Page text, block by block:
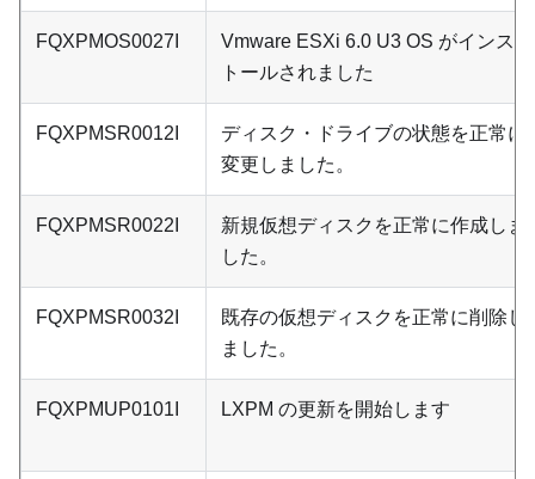
FQXPMOS0027I
Vmware ESXi 6.0 U3 OS がインス
トールされました
FQXPMSR0012I
ディスク・ドライブの状態を正常に
変更しました。
FQXPMSR0022I
新規仮想ディスクを正常に作成しま
した。
FQXPMSR0032I
既存の仮想ディスクを正常に削除し
ました。
FQXPMUP0101I LXPM の更新を開始します